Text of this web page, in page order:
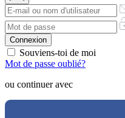
Souviens-toi de moi
Mot de passe oublié?
ou continuer avec